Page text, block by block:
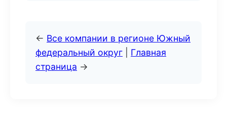
← Все компании в регионе Южный
федеральный округ
Главная
страница →